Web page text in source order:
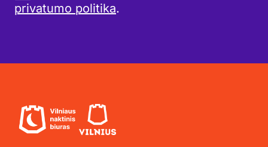
privatumo politika.